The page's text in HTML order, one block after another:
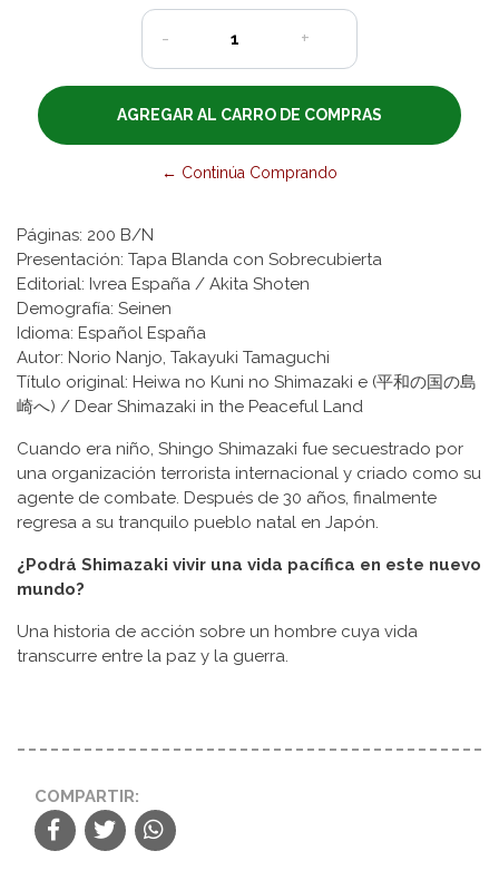
- +
← Continúa Comprando
Páginas: 200 B/N
Presentación: Tapa Blanda con Sobrecubierta
Editorial: Ivrea España / Akita Shoten
Demografía: Seinen
Idioma: Español España
Autor: Norio Nanjo, Takayuki Tamaguchi
Título original: Heiwa no Kuni no Shimazaki e (平和の国の島
崎へ) / Dear Shimazaki in the Peaceful Land
Cuando era niño, Shingo Shimazaki fue secuestrado por
una organización terrorista internacional y criado como su
agente de combate. Después de 30 años, finalmente
regresa a su tranquilo pueblo natal en Japón.
¿Podrá Shimazaki vivir una vida pacífica en este nuevo
mundo?
Una historia de acción sobre un hombre cuya vida
transcurre entre la paz y la guerra.
COMPARTIR: